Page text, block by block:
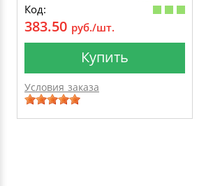
Код:
383.50 руб./шт.
Купить
Условия заказа